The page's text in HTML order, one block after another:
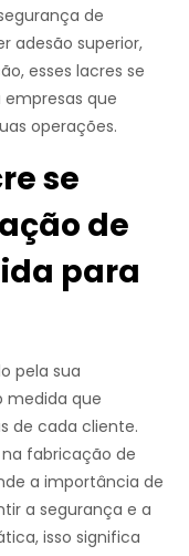
de
adesão superior,
esses lacres se
que
operações.
se
de
para
pela sua
medida que
de cada cliente.
fabricação de
a importância de
a segurança e a
isso significa